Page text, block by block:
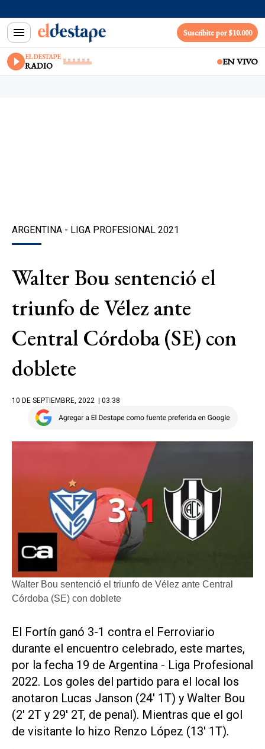
Suscribite por $10.000
EL DESTAPE
RADIO EN VIVO
ARGENTINA - LIGA PROFESIONAL 2021
Walter Bou sentenció el
triunfo de Vélez ante
Central Córdoba (SE) con
doblete
10 DE SEPTIEMBRE, 2022 | 03.38
Walter Bou sentenció el triunfo de Vélez ante Central
Córdoba (SE) con doblete
El Fortín ganó 3-1 contra el Ferroviario
durante el encuentro celebrado, este martes,
por la fecha 19 de Argentina - Liga Profesional
2022. Los goles del partido para el local los
anotaron Lucas Janson (24' 1T) y Walter Bou
(2' 2T y 29' 2T, de penal). Mientras que el gol
de visitante lo hizo Renzo López (13' 1T).